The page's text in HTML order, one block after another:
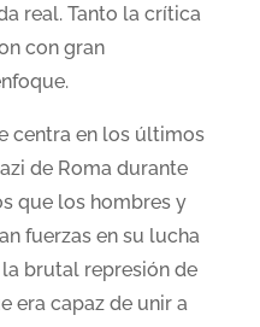
real. Tanto la crítica
con gran
centra en los últimos
de Roma durante
que los hombres y
fuerzas en su lucha
brutal represión de
era capaz de unir a